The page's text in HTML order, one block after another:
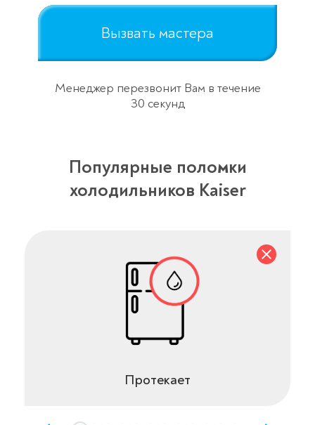
Вызвать мастера
Менеджер перезвонит Вам в течение
30 секунд
Популярные поломки
холодильников Kaiser
Протекает